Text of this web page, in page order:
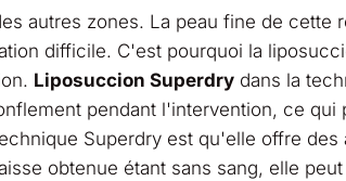
autres zones. La peau fine de cette
difficile. C'est pourquoi la
Liposuccion Superdry dans la
pendant l'intervention, ce qui
Superdry est qu'elle offre des
obtenue étant sans sang, elle